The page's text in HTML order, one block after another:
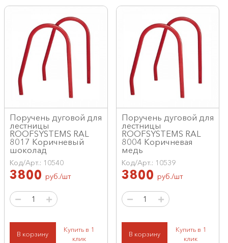
Поручень дуговой для
лестницы
ROOFSYSTEMS RAL
8017 Коричневый
шоколад
Код/Арт.: 10540
3800 руб./шт
В корзину
Купить в 1
клик
Поручень дуговой для
лестницы
ROOFSYSTEMS RAL
8004 Коричневая
медь
Код/Арт.: 10539
3800 руб./шт
В корзину
Купить в 1
клик